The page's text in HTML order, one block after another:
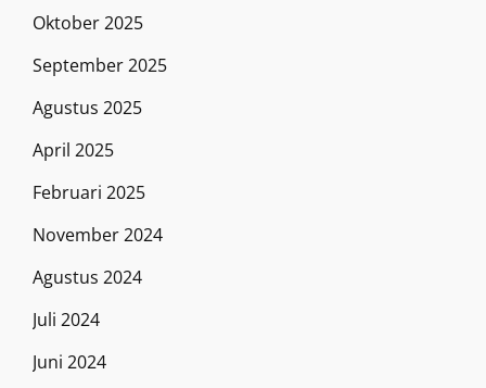
Oktober 2025
September 2025
Agustus 2025
April 2025
Februari 2025
November 2024
Agustus 2024
Juli 2024
Juni 2024